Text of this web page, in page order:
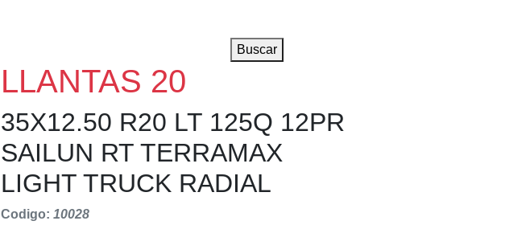
Buscar
LLANTAS 20
35X12.50 R20 LT 125Q 12PR
SAILUN RT TERRAMAX
LIGHT TRUCK RADIAL
Codigo: 10028